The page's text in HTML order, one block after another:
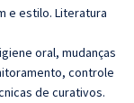
e estilo. Literatura
oral, mudanças
controle
de curativos.